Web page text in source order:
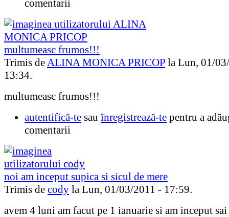
comentarii
multumeasc frumos!!!
Trimis deALINA MONICA PRICOP la Lun, 01/
13:34.
multumeasc frumos!!!
autentifică-te sauînregistrează-te pentru a
comentarii
noi am inceput supica si sicul de mere
Trimis de cody la Lun, 01/03/2011 - 17:59.
avem 4 luni am facut pe 1 ianuarie si am inceput sai